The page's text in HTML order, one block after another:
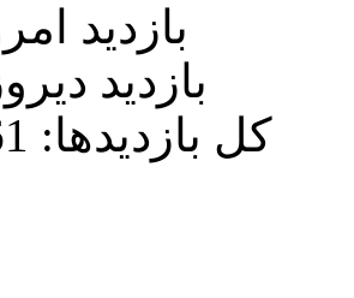
بازدید
بازدید دیروز:
کل بازدیدها: 4163961